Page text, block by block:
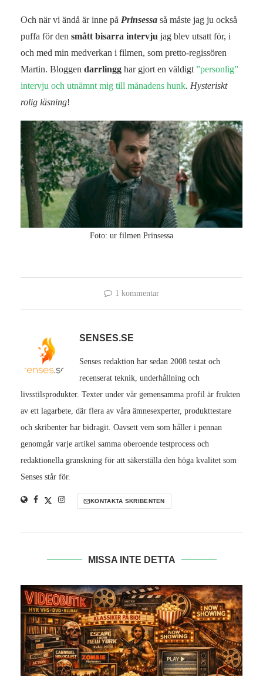
Och när vi ändå är inne på Prinsessa så måste jag ju också
puffa för den smått bisarra intervju jag blev utsatt för, i
och med min medverkan i filmen, som pretto-regissören
Martin. Bloggen darrlingg har gjort en väldigt”personlig”
intervju och utnämnt mig till månadens hunk. Hysteriskt
rolig läsning!
Foto: ur filmen Prinsessa
1 kommentar
SENSES.SE
Senses redaktion har sedan 2008 testat och
recenserat teknik, underhållning och
livsstilsprodukter. Texter under vår gemensamma profil är frukten
av ett lagarbete, där flera av våra ämnesexperter, produkttestare
och skribenter har bidragit. Oavsett vem som håller i pennan
genomgår varje artikel samma oberoende testprocess och
redaktionella granskning för att säkerställa den höga kvalitet som
Senses står för.
KONTAKTA SKRIBENTEN
MISSA INTE DETTA